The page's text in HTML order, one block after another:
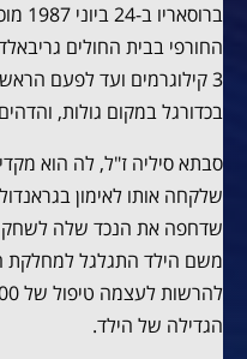
החורפי בבית החולים
בכדורגל במקום גולות,
סבתא סיליה ז"ל, לה הוא
שלקחה אותו לאימון
שדחפה את הנכד שלה לשחק
משם הילד התגלגל למחלקת
הגדילה של הילד.